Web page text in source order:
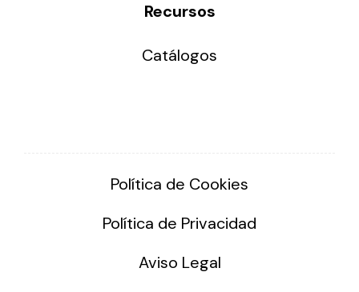
Recursos
Catálogos
Política de Cookies
Política de Privacidad
Aviso Legal